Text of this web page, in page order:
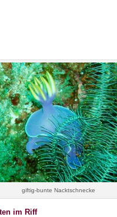
giftig-bunte Nacktschnecke
im Riff